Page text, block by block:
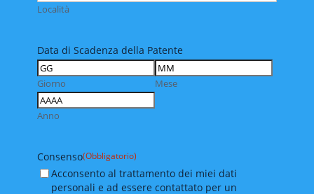
Località
Data di Scadenza della Patente
Giorno Mese
Anno
Consenso(Obbligatorio)
Acconsento al trattamento dei miei dati
personali e ad essere contattato per un